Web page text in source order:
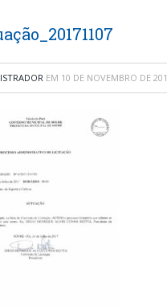
EM 10 DE NOVEMBRO DE